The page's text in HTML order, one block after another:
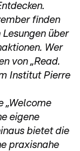
finden
über
Wer
von „Read.
Institut Pierre
„Welcome
eigene
bietet die
praxisnahe